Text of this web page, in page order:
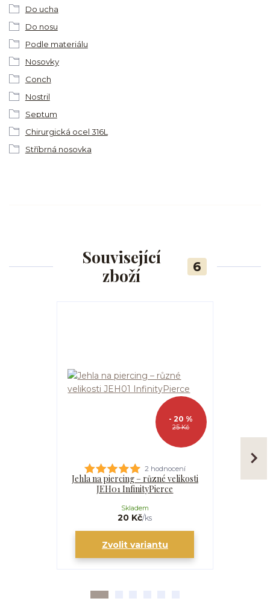
Do ucha
Do nosu
Podle materiálu
Nosovky
Conch
Nostril
Septum
Chirurgická ocel 316L
Stříbrná nosovka
Související
zboží
6
25 Kč
- 20 %
2 hodnocení
Jehla na piercing – různé velikosti
JEH01 InfinityPierce
20 Kč/ks
Skladem
Zvolit variantu